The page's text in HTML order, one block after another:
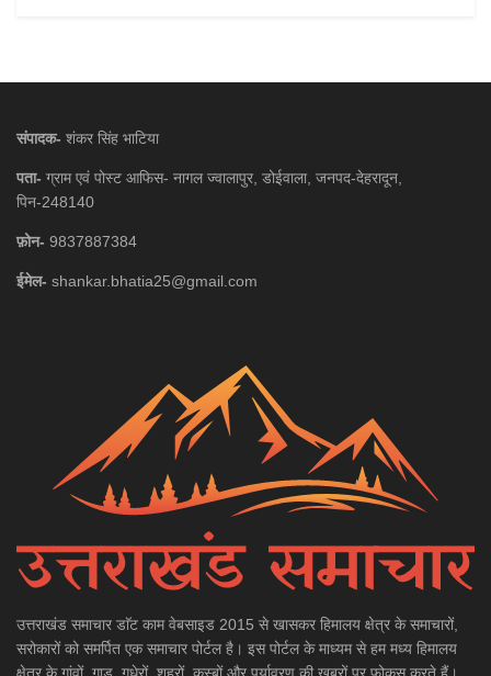
संपादक- शंकर सिंह भाटिया
पता- ग्राम एवं पोस्ट आफिस- नागल ज्वालापुर, डोईवाला, जनपद-देहरादून,
पिन-248140
फ़ोन- 9837887384
ईमेल- shankar.bhatia25@gmail.com
उत्तराखंड समाचार डाॅट काम वेबसाइड 2015 से खासकर हिमालय क्षेत्र के समाचारों,
सरोकारों को समर्पित एक समाचार पोर्टल है। इस पोर्टल के माध्यम से हम मध्य हिमालय